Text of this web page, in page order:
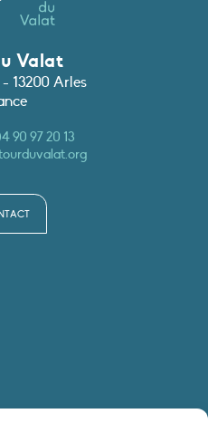
Valat
13200 Arles
90 97 20 13